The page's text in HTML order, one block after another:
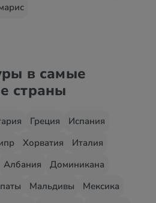
в самые
страны
Греция
Испания
Хорватия
Италия
Албания
Доминикана
Мальдивы
Мексика